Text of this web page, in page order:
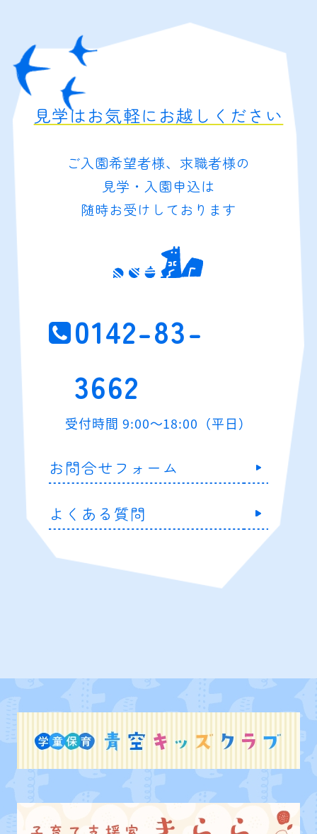
見学はお気軽にお越しください
ご入園希望者様、求職者様の
見学・入園申込は
随時お受けしております
0142-83-
3662
受付時間 9:00～18:00（平日）
お問合せフォーム
よくある質問